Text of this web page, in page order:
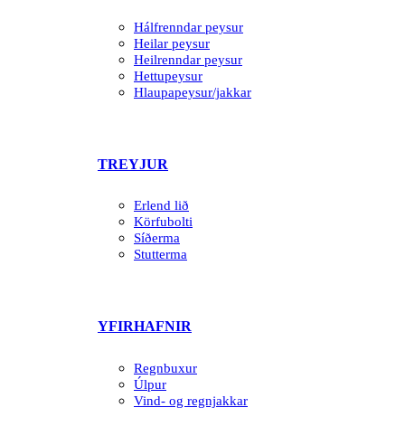
Hálfrenndar peysur
Heilar peysur
Heilrenndar peysur
Hettupeysur
Hlaupapeysur/jakkar
TREYJUR
Erlend lið
Körfubolti
Síðerma
Stutterma
YFIRHAFNIR
Regnbuxur
Úlpur
Vind- og regnjakkar